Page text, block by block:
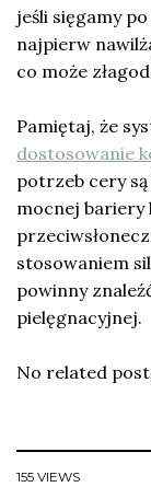
jeśli sięgamy
najpierw
co może
Pamiętaj, że
dostosowanie
potrzeb cery
mocnej bariery
stosowaniem
powinny
pielęgnacyjnej.
No related
155 VIEWS